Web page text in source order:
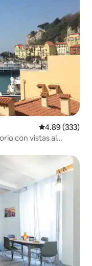
Calificación
4.89 (333)
con vistas al